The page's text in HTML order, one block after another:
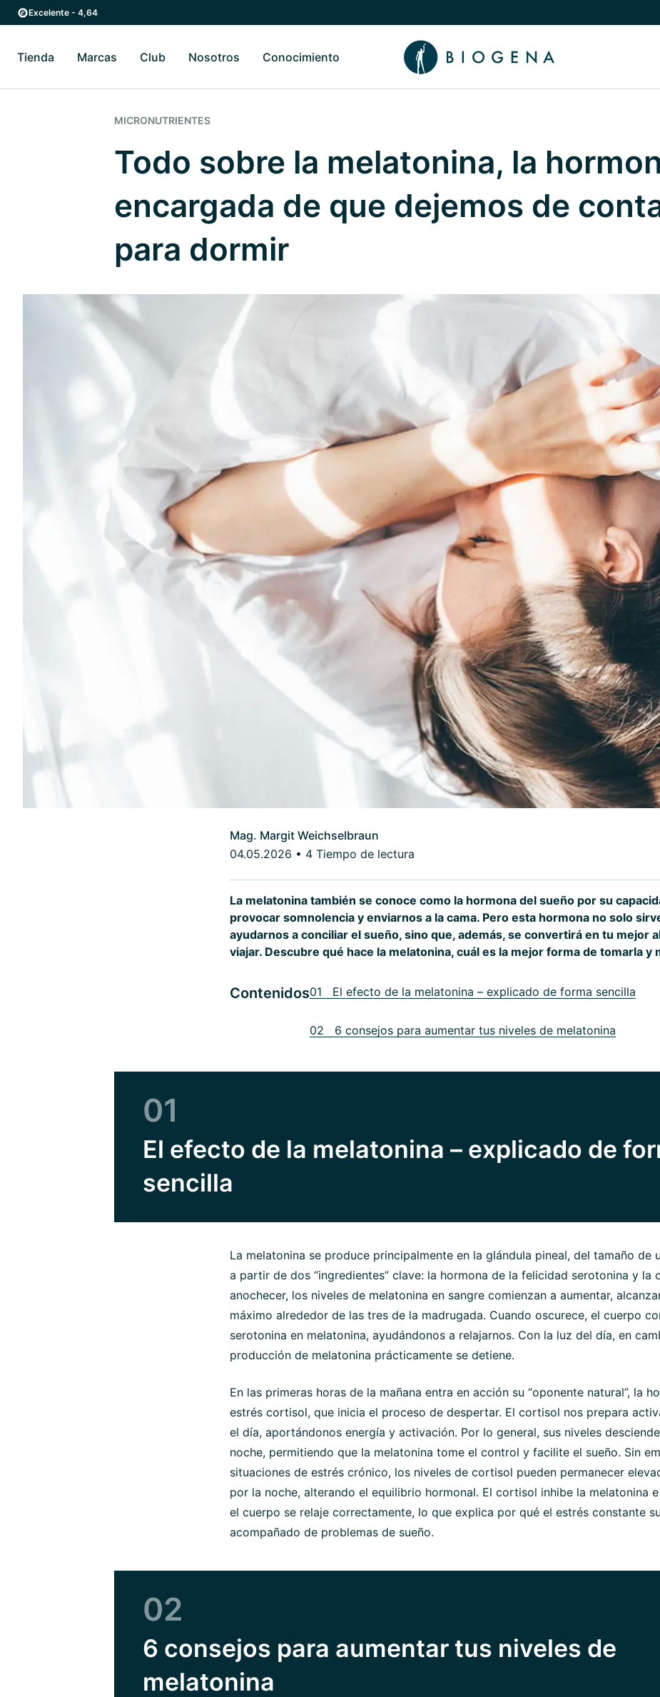
Ir al contenido principal
Ir a la navegación principal
Excelente - 4,64
Tienda Alternar submenú de Tienda
Marcas Alternar submenú de Marcas
Club Nosotros Alternar submenú de Nosotros
Conocimiento Alternar submenú de Conocimiento
MICRONUTRIENTES
Todo sobre la melatonina, la
encargada de que dejemos de
para dormir
Mag. Margit Weichselbraun
04.05.2026 • 4 Tiempo de lectura
La melatonina también se conoce como la hormona del sueño por su
provocar somnolencia y enviarnos a la cama. Pero esta hormona no solo
ayudarnos a conciliar el sueño, sino que, además, se convertirá en tu mejor
viajar. Descubre qué hace la melatonina, cuál es la mejor forma de tomarla y
Contenidos01 El efecto de la melatonina – explicado de forma sencilla
02 6 consejos para aumentar tus niveles de melatonina
01
El efecto de la melatonina – explicado de
sencilla
La melatonina se produce principalmente en la glándula pineal, del tamaño de
a partir de dos “ingredientes” clave: la hormona de la felicidad serotonina y la
anochecer, los niveles de melatonina en sangre comienzan a aumentar,
máximo alrededor de las tres de la madrugada. Cuando oscurece, el cuerpo
serotonina en melatonina, ayudándonos a relajarnos. Con la luz del día, en
producción de melatonina prácticamente se detiene.
En las primeras horas de la mañana entra en acción su “oponente natural”, la
estrés cortisol, que inicia el proceso de despertar. El cortisol nos prepara
el día, aportándonos energía y activación. Por lo general, sus niveles
noche, permitiendo que la melatonina tome el control y facilite el sueño. Sin
situaciones de estrés crónico, los niveles de cortisol pueden permanecer
por la noche, alterando el equilibrio hormonal. El cortisol inhibe la melatonina
el cuerpo se relaje correctamente, lo que explica por qué el estrés constante
acompañado de problemas de sueño.
02
6 consejos para aumentar tus niveles de
melatonina